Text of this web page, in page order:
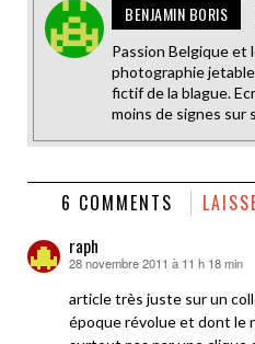
BENJAMIN BORIS
Passion Belgique et
photographie
fictif de la blague.
moins de signes sur
6 COMMENTS
raph
dit :
28 novembre 2011 à 11 h 18 min
article très juste sur un
époque révolue et dont le